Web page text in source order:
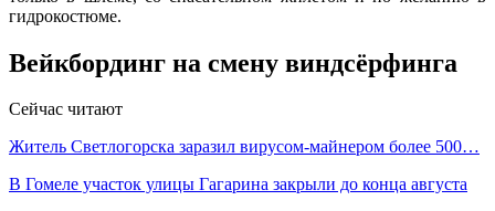
гидрокостюме.
Вейкбординг на смену виндсёрфинга
Сейчас читают
Житель Светлогорска заразил вирусом-майнером более 500…
В Гомеле участок улицы Гагарина закрыли до конца августа